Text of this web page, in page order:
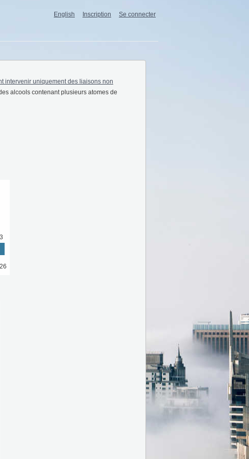
English Inscription Se connecter
intervenir uniquement des liaisons non
alcools contenant plusieurs atomes de